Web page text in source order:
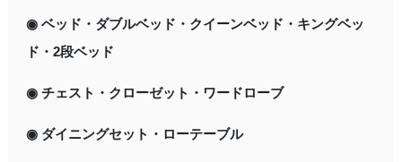
◉ ベッド・ダブルベッド・クイーンベッド・キングベッ
ド・2段ベッド
◉ チェスト・クローゼット・ワードローブ
◉ ダイニングセット・ローテーブル